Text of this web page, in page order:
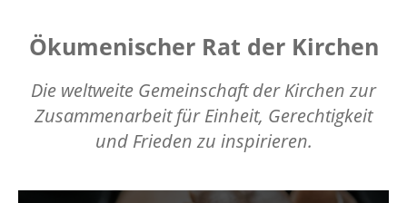
Ökumenischer Rat der Kirchen
Die weltweite Gemeinschaft der Kirchen zur
Zusammenarbeit für Einheit, Gerechtigkeit
und Frieden zu inspirieren.